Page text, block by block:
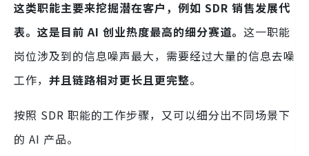
这类职能主要来挖掘潜在客户，例如 SDR 销售发展代
表。这是目前 AI 创业热度最高的细分赛道。 这一职能
岗位涉及到的信息噪声最大，需要经过大量的信息去噪
工作， 并且链路相对更长且更完整。
按照 SDR 职能的工作步骤，又可以细分出不同场景下
的 AI 产品。